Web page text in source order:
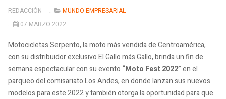
REDACCIÓN
MUNDO EMPRESARIAL
07 MARZO 2022
Motocicletas Serpento, la moto más vendida de Centroamérica,
con su distribuidor exclusivo El Gallo más Gallo, brinda un fin de
semana espectacular con su evento “Moto Fest 2022”en el
parqueo del comisariato Los Andes, en donde lanzan sus nuevos
modelos para este 2022 y también otorga la oportunidad para que